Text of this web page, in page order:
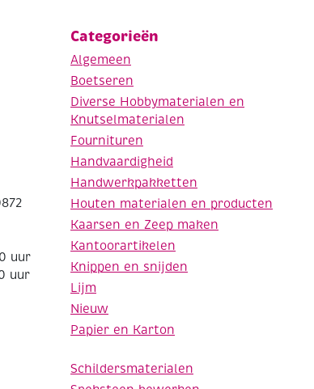
uur
uur
Categorieën
Algemeen
Boetseren
Diverse Hobbymaterialen en
Knutselmaterialen
Fournituren
Handvaardigheid
Handwerkpakketten
Houten materialen en producten
Kaarsen en Zeep maken
Kantoorartikelen
Knippen en snijden
Lijm
Nieuw
Papier en Karton
Schildersmaterialen